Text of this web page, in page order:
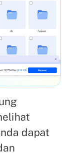
dapat